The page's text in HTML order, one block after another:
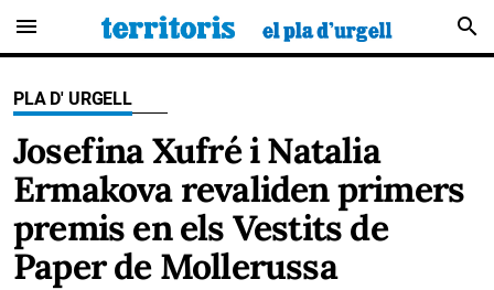
menu search
PLA D' URGELL
Josefina Xufré i Natalia
Ermakova revaliden primers
premis en els Vestits de
Paper de Mollerussa